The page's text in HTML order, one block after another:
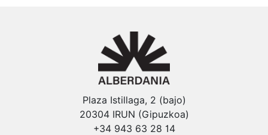
Plaza Istillaga, 2 (bajo)
20304 IRUN (Gipuzkoa)
+34 943 63 28 14